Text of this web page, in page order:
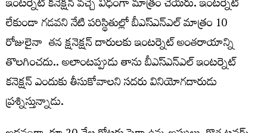
ఇంట‌ర్నెట్ క‌నెక్ష‌న్ వ‌చ్చే విధంగా మాత్రం చేయ‌రు. ఇంట‌ర్నెట్
లేకుండా గ‌డ‌వ‌ని నేటి ప‌రిస్థితుల్లో బీఎస్ఎన్ఎల్‌ మాత్రం 10
రోజులైనా త‌న క్ష‌నెక్ష‌న్ దారుల‌కు ఇంట‌ర్నెట్ అంతరాయాన్ని
తొల‌గించ‌దు.. అలాంట‌ప్పుడు తాను బీఎస్ఎన్ఎల్‌ ఇంట‌ర్నెట్
క‌నెక్ష‌న్ ఎందుకు తీసుకోవాల‌ని స‌ద‌రు వినియోగ‌దారుడు
ప్ర‌శ్నిస్తున్నాడు.